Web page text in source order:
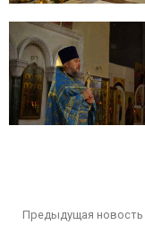
Предыдущая новость